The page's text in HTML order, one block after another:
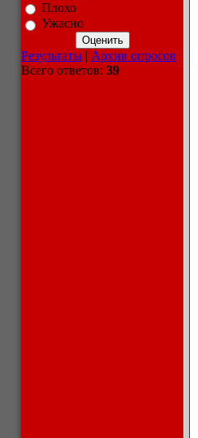
Плохо
Ужасно
Результаты | Архив опросов
Всего ответов: 39